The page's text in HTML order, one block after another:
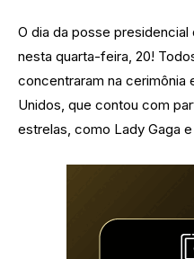
O dia da posse
nesta quarta-feira, 20!
concentraram na cerimônia
Unidos, que contou com
estrelas, como Lady Gaga